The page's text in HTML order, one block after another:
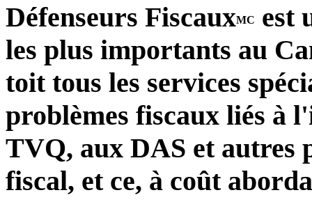
Défenseurs FiscauxMC
est
les plus importants au
toit tous les services
problèmes fiscaux liés à
TVQ, aux DAS et autres
fiscal, et ce, à coût